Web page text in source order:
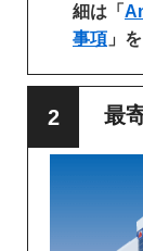
細は「
事項 」
最